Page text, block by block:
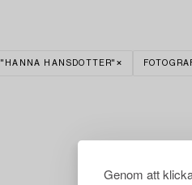
Genom att
"HANNA HANSDOTTER"